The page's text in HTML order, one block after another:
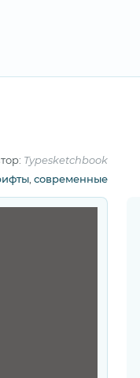
Typesketchbook
современные